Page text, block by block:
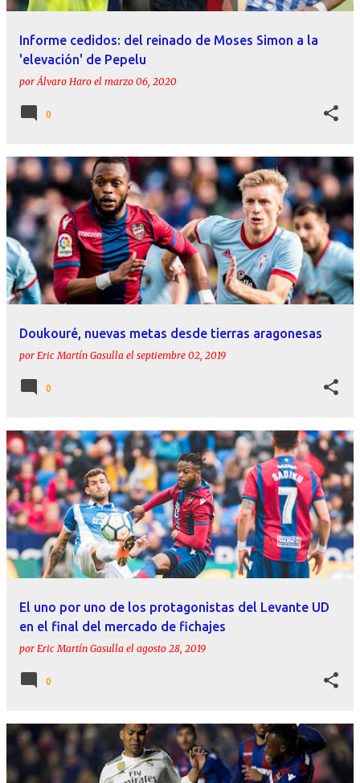
Informe cedidos: del reinado de Moses Simon a la
'elevación' de Pepelu
porÁlvaro Haro el marzo 06, 2020
0
Doukouré, nuevas metas desde tierras aragonesas
por Eric Martín Gasulla el septiembre 02, 2019
0
El uno por uno de los protagonistas del Levante UD
en el final del mercado de fichajes
por Eric Martín Gasulla el agosto 28, 2019
0